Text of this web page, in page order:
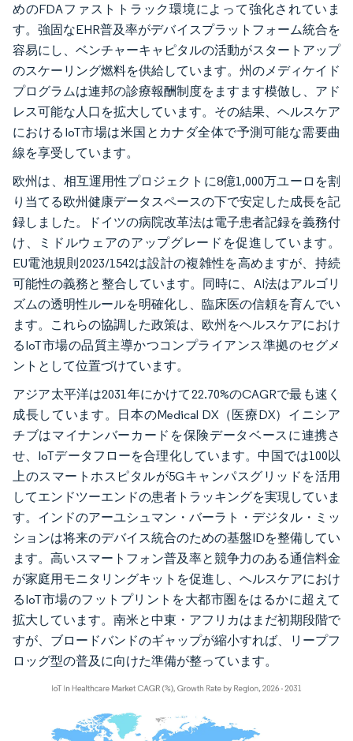
めのFDAファストトラック環境によって強化されていま
す。強固なEHR普及率がデバイスプラットフォーム統合を
容易にし、ベンチャーキャピタルの活動がスタートアップ
のスケーリング燃料を供給しています。州のメディケイド
プログラムは連邦の診療報酬制度をますます模倣し、アド
レス可能な人口を拡大しています。その結果、ヘルスケア
におけるIoT市場は米国とカナダ全体で予測可能な需要曲
線を享受しています。
欧州は、相互運用性プロジェクトに8億1,000万ユーロを割
り当てる欧州健康データスペースの下で安定した成長を記
録しました。ドイツの病院改革法は電子患者記録を義務付
け、ミドルウェアのアップグレードを促進しています。
EU電池規則2023/1542は設計の複雑性を高めますが、持続
可能性の義務と整合しています。同時に、AI法はアルゴリ
ズムの透明性ルールを明確化し、臨床医の信頼を育んでい
ます。これらの協調した政策は、欧州をヘルスケアにおけ
るIoT市場の品質主導かつコンプライアンス準拠のセグメ
ントとして位置づけています。
アジア太平洋は2031年にかけて22.70%のCAGRで最も速く
成長しています。日本のMedical DX（医療DX）イニシア
チブはマイナンバーカードを保険データベースに連携さ
せ、IoTデータフローを合理化しています。中国では100以
上のスマートホスピタルが5Gキャンパスグリッドを活用
してエンドツーエンドの患者トラッキングを実現していま
す。インドのアーユシュマン・バーラト・デジタル・ミッ
ションは将来のデバイス統合のための基盤IDを整備してい
ます。高いスマートフォン普及率と競争力のある通信料金
が家庭用モニタリングキットを促進し、ヘルスケアにおけ
るIoT市場のフットプリントを大都市圏をはるかに超えて
拡大しています。南米と中東・アフリカはまだ初期段階で
すが、ブロードバンドのギャップが縮小すれば、リープフ
ロッグ型の普及に向けた準備が整っています。